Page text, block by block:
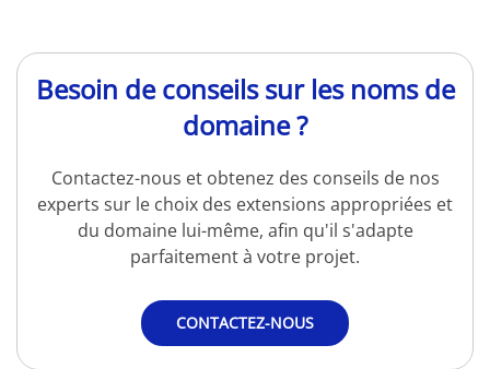
Besoin de conseils sur les noms de
domaine ?
Contactez-nous et obtenez des conseils de nos
experts sur le choix des extensions appropriées et
du domaine lui-même, afin qu'il s'adapte
parfaitement à votre projet.
CONTACTEZ-NOUS